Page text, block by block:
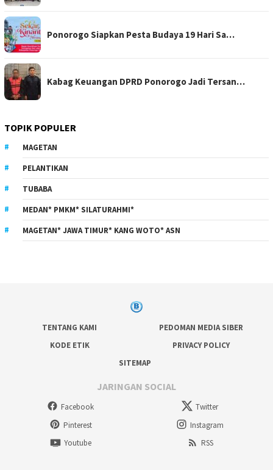
Ponorogo Siapkan Pesta Budaya 19 Hari Sa…
Kabag Keuangan DPRD Ponorogo Jadi Tersan…
TOPIK POPULER
MAGETAN
PELANTIKAN
TUBABA
MEDAN* PMKM* SILATURAHMI*
MAGETAN* JAWA TIMUR* KANG WOTO* ASN
TENTANG KAMI
PEDOMAN MEDIA SIBER
KODE ETIK
PRIVACY POLICY
SITEMAP
JARINGAN SOCIAL
Facebook
Twitter
Pinterest
Instagram
Youtube
RSS